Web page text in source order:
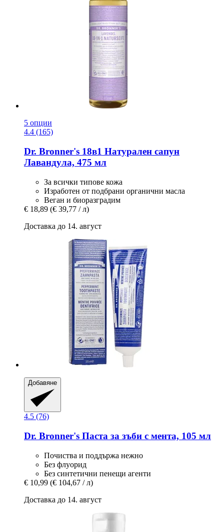
5 опции
4.4 (165)
Dr. Bronner's 18в1 Натурален сапун
Лавандула, 475 мл
За всички типове кожа
Изработен от подбрани органични масла
Веган и биоразградим
€ 18,89 (€ 39,77 / л)
Доставка до 14. август
Добавяне
4.5 (76)
Dr. Bronner's Паста за зъби с мента, 105 мл
Почиства и поддържа нежно
Без флуорид
Без синтетични пенещи агенти
€ 10,99 (€ 104,67 / л)
Доставка до 14. август